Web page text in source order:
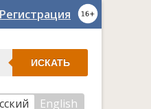
Регистрация
ИСКАТЬ
English